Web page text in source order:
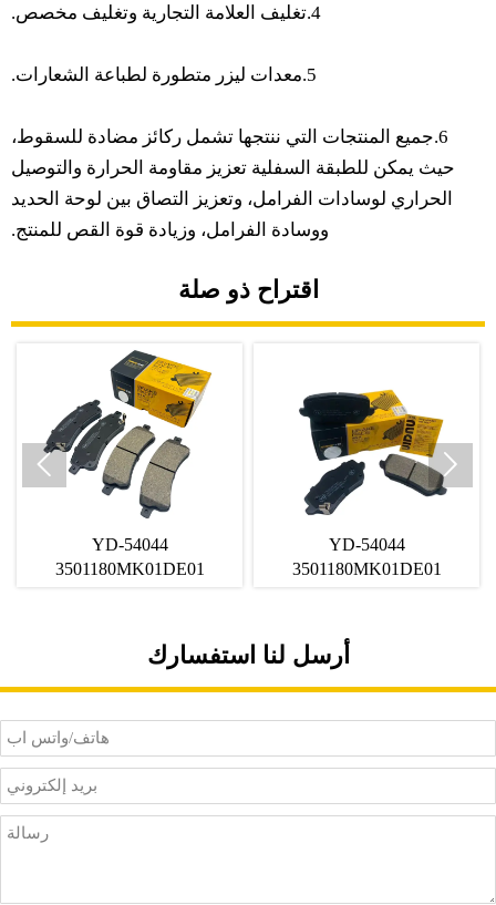
4.تغليف العلامة التجارية وتغليف مخصص.
5.معدات ليزر متطورة لطباعة الشعارات.
6.جميع المنتجات التي ننتجها تشمل ركائز مضادة للسقوط،
حيث يمكن للطبقة السفلية تعزيز مقاومة الحرارة والتوصيل
الحراري لوسادات الفرامل، وتعزيز التصاق بين لوحة الحديد
ووسادة الفرامل، وزيادة قوة القص للمنتج.
اقتراح ذو صلة
YD-54044
3501180MK01DE01
مصنع الفرامل الأمامية
السيراميك يرسل أسعار
الجملة
YD-54044
3501180MK01DE01
مصنع الفرامل الأمامية
السيراميك يرسل أسعار
الجملة
 
أرسل لنا استفسارك